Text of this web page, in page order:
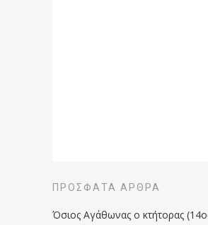
ΠΡΌΣΦΑΤΑ ΆΡΘΡΑ
Όσιος Αγάθωνας ο κτήτορας